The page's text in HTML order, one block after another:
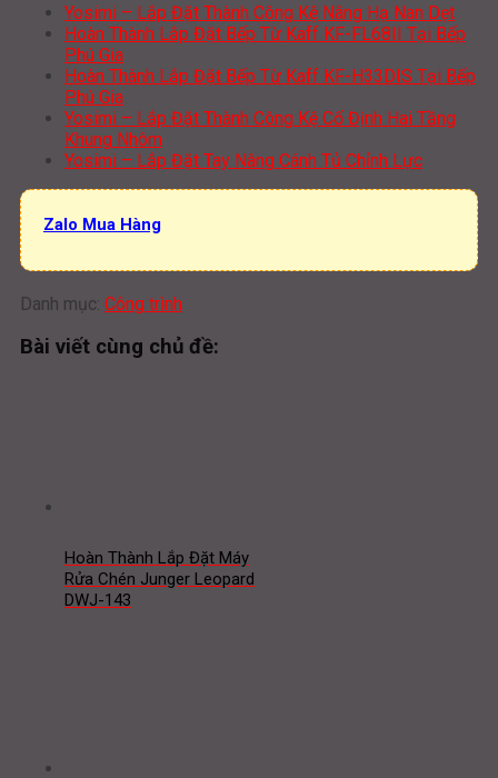
Yosimi – Lắp Đặt Thành Công Kệ Nâng Hạ Nan Dẹt
Hoàn Thành Lắp Đặt Bếp Từ Kaff KF-FL68II Tại Bếp
Phú Gia
Hoàn Thành Lắp Đặt Bếp Từ Kaff KF-H33DIS Tại Bếp
Phú Gia
Yosimi – Lắp Đặt Thành Công Kệ Cố Định Hai Tầng
Khung Nhôm
Yosimi – Lắp Đặt Tay Nâng Cánh Tủ Chỉnh Lực
Zalo Mua Hàng
Danh mục: Công trình
Bài viết cùng chủ đề:
Hoàn Thành Lắp Đặt Máy
Rửa Chén Junger Leopard
DWJ-143